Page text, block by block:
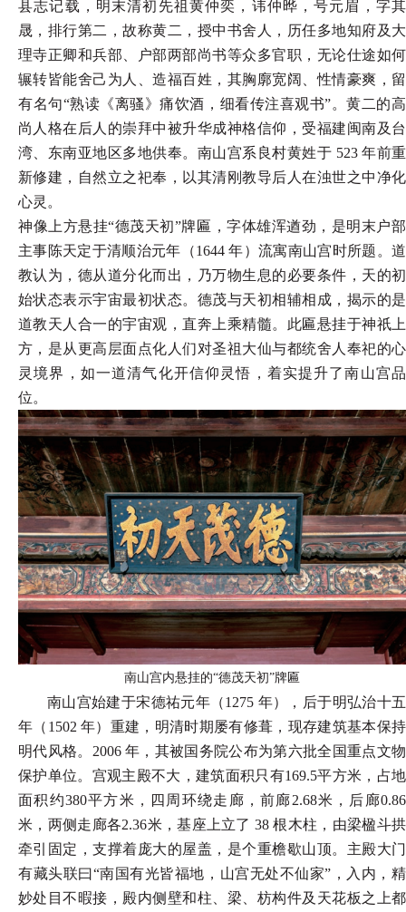
县志记载，明末清初先祖黄仲奕，讳仲晔，号元眉，字其
晟，排行第二，故称黄二，授中书舍人，历任多地知府及大
理寺正卿和兵部、户部两部尚书等众多官职，无论仕途如何
辗转皆能舍己为人、造福百姓，其胸廓宽阔、性情豪爽，留
有名句“熟读《离骚》痛饮酒，细看传注喜观书”。黄二的高
尚人格在后人的崇拜中被升华成神格信仰，受福建闽南及台
湾、东南亚地区多地供奉。南山宫系良村黄姓于 523 年前重
新修建，自然立之祀奉，以其清刚教导后人在浊世之中净化
心灵。
神像上方悬挂“德茂天初”牌匾，字体雄浑遒劲，是明末户部
主事陈天定于清顺治元年（1644 年）流寓南山宫时所题。道
教认为，德从道分化而出，乃万物生息的必要条件，天的初
始状态表示宇宙最初状态。德茂与天初相辅相成，揭示的是
道教天人合一的宇宙观，直奔上乘精髓。此匾悬挂于神祇上
方，是从更高层面点化人们对圣祖大仙与都统舍人奉祀的心
灵境界，如一道清气化开信仰灵悟，着实提升了南山宫品
位。
南山宫内悬挂的“德茂天初”牌匾
南山宫始建于宋德祐元年（1275 年），后于明弘治十五
年（1502 年）重建，明清时期屡有修葺，现存建筑基本保持
明代风格。2006 年，其被国务院公布为第六批全国重点文物
保护单位。宫观主殿不大，建筑面积只有169.5平方米，占地
面积约380平方米，四周环绕走廊，前廊2.68米，后廊0.86
米，两侧走廊各2.36米，基座上立了 38 根木柱，由梁楹斗拱
牵引固定，支撑着庞大的屋盖，是个重檐歇山顶。主殿大门
有藏头联曰“南国有光皆福地，山宫无处不仙家”，入内，精
妙处目不暇接，殿内侧壁和柱、梁、枋构件及天花板之上都